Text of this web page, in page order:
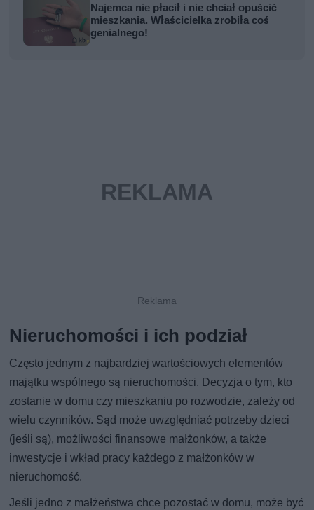
Najemca nie płacił i nie chciał opuścić
mieszkania. Właścicielka zrobiła coś
genialnego!
Nieruchomości i ich podział
Często jednym z najbardziej wartościowych elementów
majątku wspólnego są nieruchomości. Decyzja o tym, kto
zostanie w domu czy mieszkaniu po rozwodzie, zależy od
wielu czynników. Sąd może uwzględniać potrzeby dzieci
(jeśli są), możliwości finansowe małżonków, a także
inwestycje i wkład pracy każdego z małżonków w
nieruchomość.
Jeśli jedno z małżeństwa chce pozostać w domu, może być